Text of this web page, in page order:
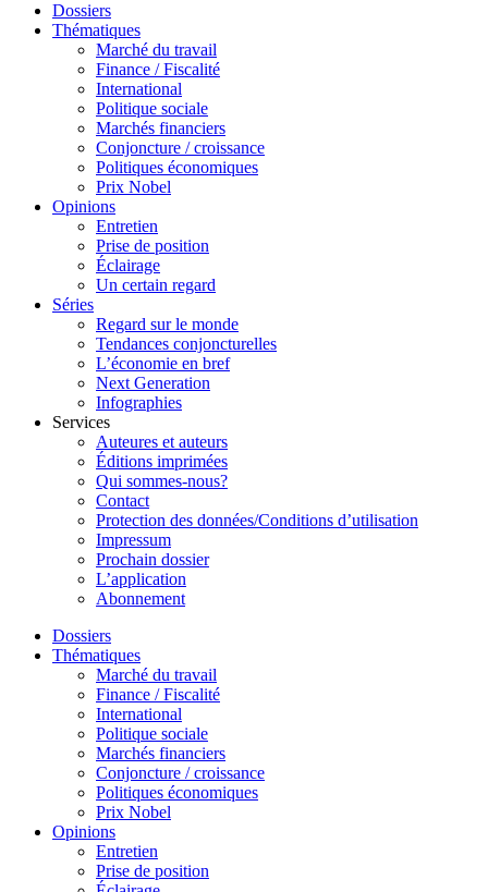
Dossiers
Thématiques
Marché du travail
Finance / Fiscalité
International
Politique sociale
Marchés financiers
Conjoncture / croissance
Politiques économiques
Prix Nobel
Opinions
Entretien
Prise de position
Éclairage
Un certain regard
Séries
Regard sur le monde
Tendances conjoncturelles
L’économie en bref
Next Generation
Infographies
Services
Auteures et auteurs
Éditions imprimées
Qui sommes-nous?
Contact
Protection des données/Conditions d’utilisation
Impressum
Prochain dossier
L’application
Abonnement
Dossiers
Thématiques
Marché du travail
Finance / Fiscalité
International
Politique sociale
Marchés financiers
Conjoncture / croissance
Politiques économiques
Prix Nobel
Opinions
Entretien
Prise de position